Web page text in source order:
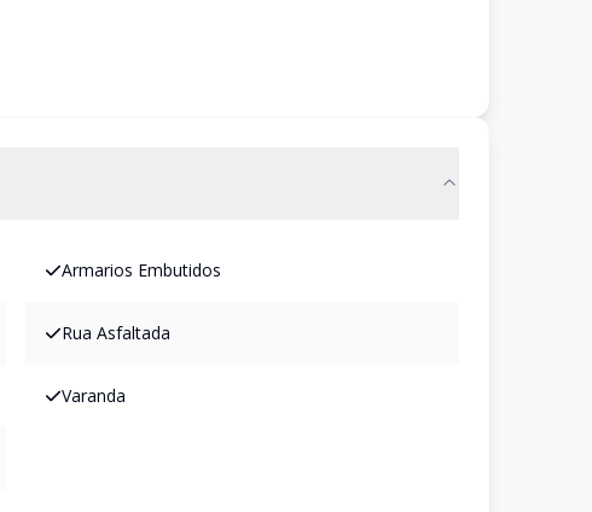
Armarios Embutidos
Rua Asfaltada
Varanda